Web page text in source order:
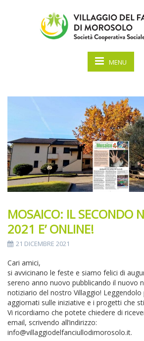
MENU
MOSAICO: IL SECONDO
2021 E’ ONLINE!
21 DICEMBRE 2021
Cari amici,
si avvicinano le feste e siamo felici di
sereno anno nuovo pubblicando il nuovo
notiziario del nostro Villaggio!
aggiornati sulle iniziative e i progetti che
Vi ricordiamo che potete chiedere di
email, scrivendo all’indirizzo:
info@villaggiodelfanciullodimorosolo.it.